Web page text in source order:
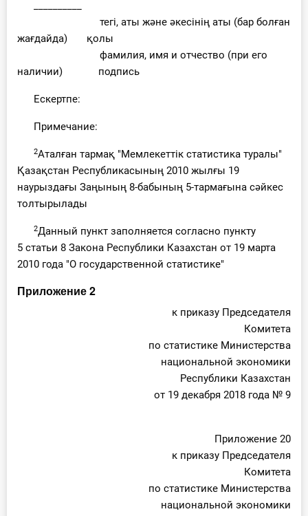
тегі, аты және әкесінің аты (бар болған
жағдайда) қолы
фамилия, имя и отчество (при его
наличии) подпись
Ескертпе:
Примечание:
2Аталған тармақ "Мемлекеттік статистика туралы"
Қазақстан Республикасының 2010 жылғы 19
наурыздағы Заңының 8-бабының 5-тармағына сәйкес
толтырылады
2Данный пункт заполняется согласно пункту
5 статьи 8 Закона Республики Казахстан от 19 марта
2010 года "О государственной статистике"
Приложение 2
к приказу Председателя
Комитета
по статистике Министерства
национальной экономики
Республики Казахстан
от 19 декабря 2018 года № 9
Приложение 20
к приказу Председателя
Комитета
по статистике Министерства
национальной экономики